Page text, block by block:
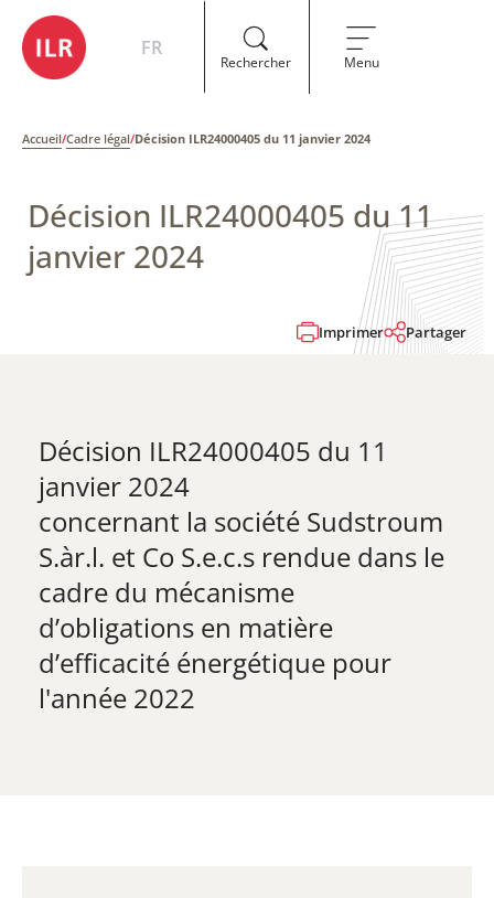
FR
Rechercher Menu
Accueil/Cadre légal/Décision ILR24000405 du 11 janvier 2024
Décision ILR24000405 du 11
janvier 2024
Imprimer Partager
Décision ILR24000405 du 11
janvier 2024
​concernant la société Sudstroum
S.àr.l. et Co S.e.c.s rendue dans le
cadre du mécanisme
d’obligations en matière
d’efficacité énergétique pour
l'année 2022